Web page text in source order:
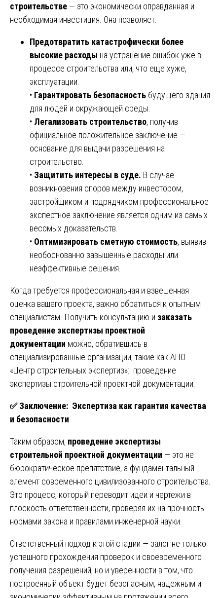
строительстве — это экономически оправданная и
необходимая инвестиция. Она позволяет:
Предотвратить катастрофически более
высокие расходы на устранение ошибок уже в
процессе строительства или, что еще хуже,
эксплуатации.
• Гарантировать безопасность будущего здания
для людей и окружающей среды.
• Легализовать строительство, получив
официальное положительное заключение —
основание для выдачи разрешения на
строительство.
• Защитить интересы в суде. В случае
возникновения споров между инвестором,
застройщиком и подрядчиком профессиональное
экспертное заключение является одним из самых
весомых доказательств.
• Оптимизировать сметную стоимость, выявив
необоснованно завышенные расходы или
неэффективные решения.
Когда требуется профессиональная и взвешенная
оценка вашего проекта, важно обратиться к опытным
специалистам. Получить консультацию и заказать
проведение экспертизы проектной
документации можно, обратившись в
специализированные организации, такие как АНО
«Центр строительных экспертиз»: проведение
экспертизы строительной проектной документации
✅Заключение: Экспертиза как гарантия качества
и безопасности
Таким образом, проведение экспертизы
строительной проектной документации — это не
бюрократическое препятствие, а фундаментальный
элемент современного цивилизованного строительства.
Это процесс, который переводит идеи и чертежи в
плоскость ответственности, проверяя их на прочность
нормами закона и правилами инженерной науки.
Ответственный подход к этой стадии — залог не только
успешного прохождения проверок и своевременного
получения разрешений, но и уверенности в том, что
построенный объект будет безопасным, надежным и